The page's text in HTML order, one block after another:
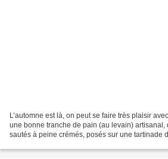
L’automne est là, on peut se faire très plaisir
une bonne tranche de pain (au levain)
sautés à peine crémés, posés sur une tartinade